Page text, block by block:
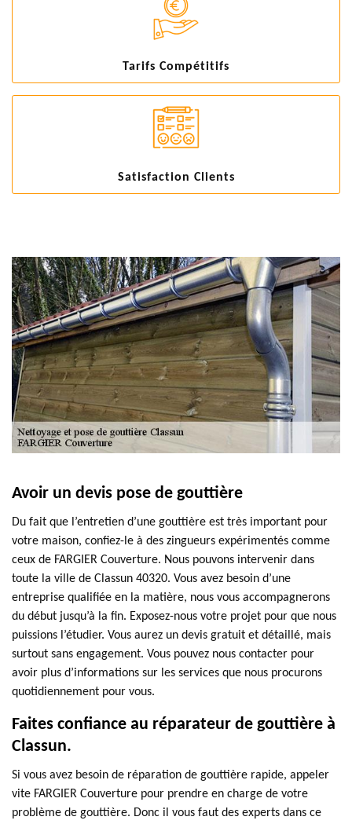
Tarifs Compétitifs
Satisfaction Clients
Avoir un devis pose de gouttière
Du fait que l’entretien d’une gouttière est très important pour
votre maison, confiez-le à des zingueurs expérimentés comme
ceux de FARGIER Couverture. Nous pouvons intervenir dans
toute la ville de Classun 40320. Vous avez besoin d’une
entreprise qualifiée en la matière, nous vous accompagnerons
du début jusqu’à la fin. Exposez-nous votre projet pour que nous
puissions l’étudier. Vous aurez un devis gratuit et détaillé, mais
surtout sans engagement. Vous pouvez nous contacter pour
avoir plus d’informations sur les services que nous procurons
quotidiennement pour vous.
Faites confiance au réparateur de gouttière à
Classun.
Si vous avez besoin de réparation de gouttière rapide, appeler
vite FARGIER Couverture pour prendre en charge de votre
problème de gouttière. Donc il vous faut des experts dans ce